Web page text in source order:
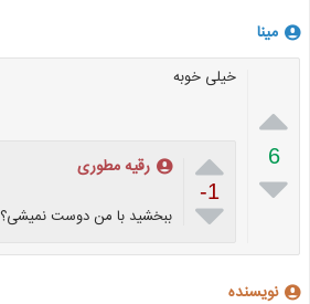
مینا

6

خیلی خوبه

-1

رقیه مطوری
ببخشید با من دوست نمیشی؟
نویسنده